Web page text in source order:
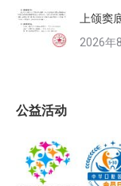
上颌窦
2026年
公益活动